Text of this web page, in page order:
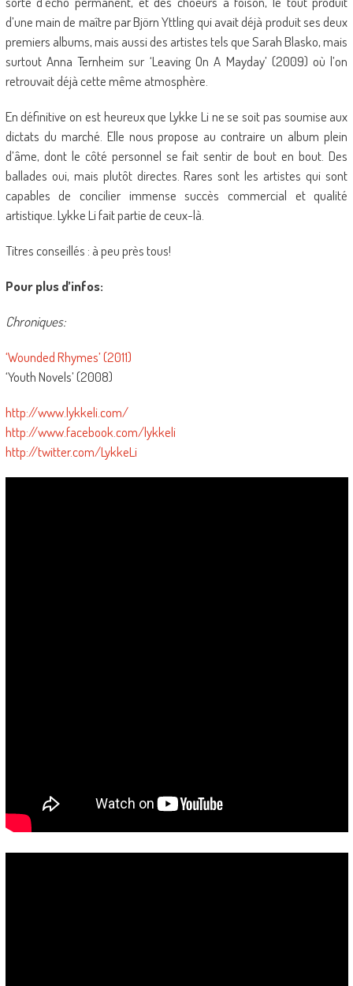
d’une main de maître par Björn Yttling qui avait déjà produit ses deux
premiers albums, mais aussi des artistes tels que Sarah Blasko, mais
surtout Anna Ternheim sur ‘Leaving On A Mayday’ (2009) où l’on
retrouvait déjà cette même atmosphère.
En définitive on est heureux que Lykke Li ne se soit pas soumise aux
dictats du marché. Elle nous propose au contraire un album plein
d’âme, dont le côté personnel se fait sentir de bout en bout. Des
ballades oui, mais plutôt directes. Rares sont les artistes qui sont
capables de concilier immense succès commercial et qualité
artistique. Lykke Li fait partie de ceux-là.
Titres conseillés : à peu près tous!
Pour plus d’infos:
Chroniques:
‘Wounded Rhymes’ (2011)
‘Youth Novels’ (2008)
http://www.lykkeli.com/
http://www.facebook.com/lykkeli
http://twitter.com/LykkeLi